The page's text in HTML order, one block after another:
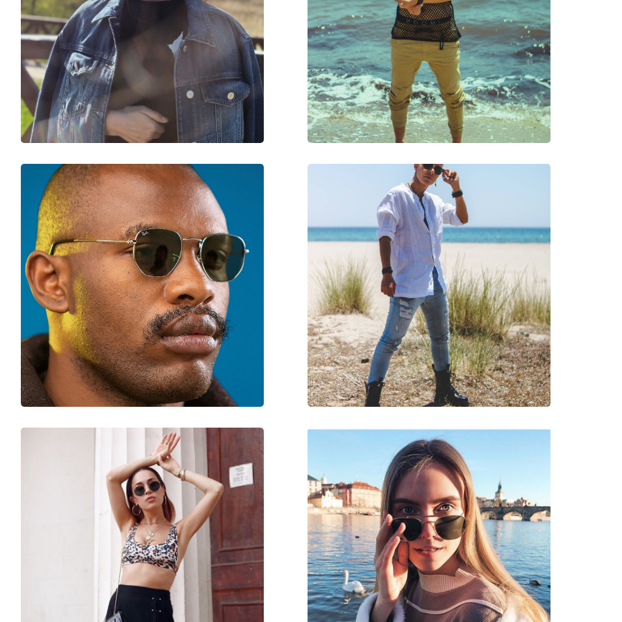
Lățimea ramei:
138 mm
Lungimea brațelor:
145 mm
Lățimea punții nazale:
15 mm
Greutate:
120 g
Pernițe reglabile pentru nas:
Nu
Accesorii
Suport:
Da
Lavetă pentru curățat:
Altele
Sex:
Bărbați
Categorie:
Ochelari de soare
Brand:
Ray-Ban
Utilizare:
Modă
Cod:
RB4147 601/32 60
Disponibil si cu dioptrii:
Nu